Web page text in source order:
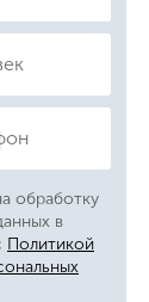
обработку
в
Политикой